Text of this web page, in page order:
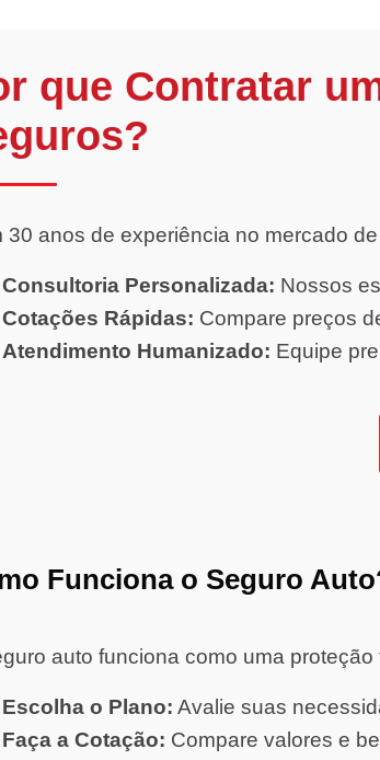
que Contratar
30 anos de experiência no mercado
Consultoria Personalizada: Nossos
Cotações Rápidas: Compare preços
Atendimento Humanizado: Equipe
Funciona o Seguro
auto funciona como uma
Escolha o Plano: Avalie suas
Faça a Cotação: Compare valores e